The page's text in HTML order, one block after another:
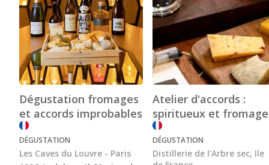
Visite cave Vouvray
Caves Ackerman
Cave de Vouvray
Caves du Louvre
Cave historique des Hospices de Strasbourg
Bouvet Ladubay
Champagne Canard Duchêne
Dégustation fromages
et accords improbables
DÉGUSTATION
Les Caves du Louvre - Paris
Atelier d'accords :
spiritueux et
DÉGUSTATION
Distillerie de l'Arbre sec, Ile